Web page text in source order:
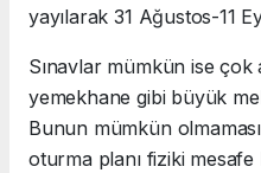
yayılarak 31 Ağustos-11
Sınavlar mümkün ise
yemekhane gibi büyük
Bunun mümkün
oturma planı fiziki